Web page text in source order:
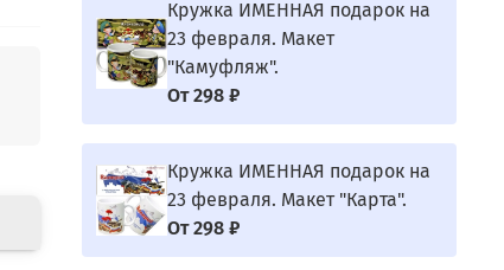
Кружка ИМЕННАЯ подарок на
23 февраля. Макет
"Камуфляж".
От 298 ₽
Кружка ИМЕННАЯ подарок на
23 февраля. Макет "Карта".
От 298 ₽